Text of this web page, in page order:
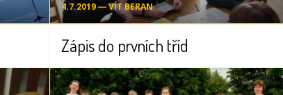
4.7.2019 ― VÍT BERAN
Zápis do prvních tříd